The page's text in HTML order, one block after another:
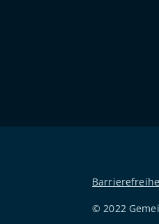
© 2022